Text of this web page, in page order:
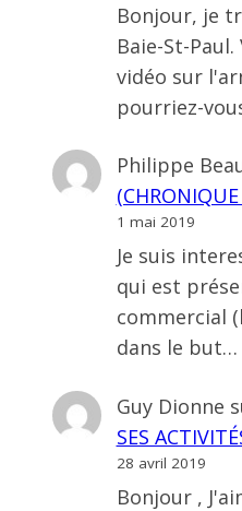
Bonjour, je
Baie-St-
vidéo sur
pourriez-
Philippe
1 mai 2019
Je suis
qui est
commercial
dans le but…
Guy Dionne
SES
28 avril 2019
Bonjour ,